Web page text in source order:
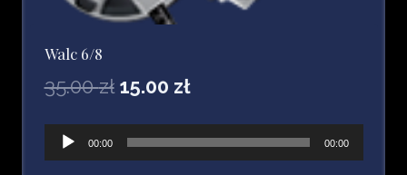
Walc 6/8
35.00zł Pierwotna
cena
wynosiła:
15.00 złAktualna
cena
wynosi:
Odtwarzacz
plików
00:00 00:00